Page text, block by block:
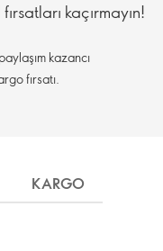
kaçırmayın!
kazancı
fırsatı.
KARGO